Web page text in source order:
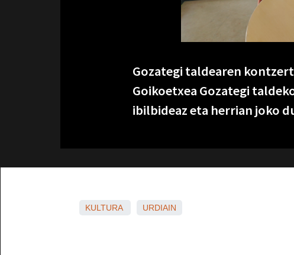
Gozategi taldearen
Goikoetxea Gozategi
ibilbideaz eta herrian joko
KULTURA URDIAIN